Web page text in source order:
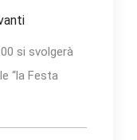
si svolgerà
“la Festa